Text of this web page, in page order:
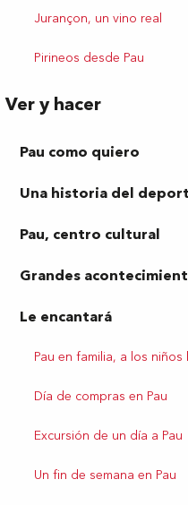
Jurançon, un vino real
Pirineos desde Pau
Ver y hacer
Pau como quiero
Una historia del
Pau, centro cultural
Grandes
Le encantará
Pau en familia, a los niños
Día de compras en Pau
Excursión de un día a Pau
Un fin de semana en Pau
81 81▒▒